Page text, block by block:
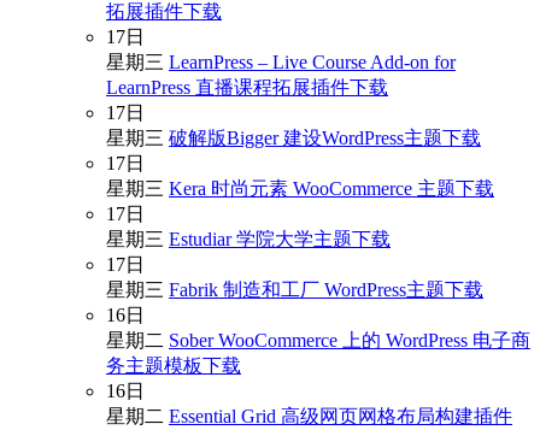
拓展插件下载
17日
星期三 LearnPress – Live Course Add-on for
LearnPress 直播课程拓展插件下载
17日
星期三 破解版Bigger 建设WordPress主题下载
17日
星期三 Kera 时尚元素 WooCommerce 主题下载
17日
星期三 Estudiar 学院大学主题下载
17日
星期三 Fabrik 制造和工厂 WordPress主题下载
16日
星期二 Sober WooCommerce 上的 WordPress 电子商
务主题模板下载
16日
星期二 Essential Grid 高级网页网格布局构建插件